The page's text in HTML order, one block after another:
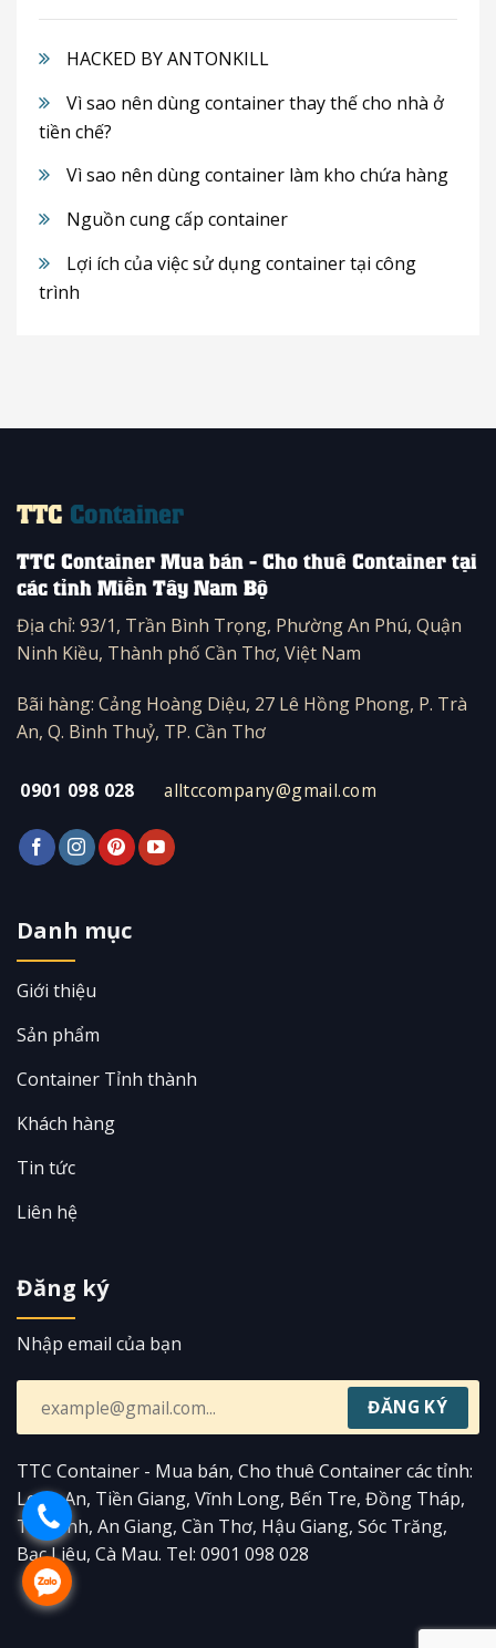
HACKED BY ANTONKILL
Vì sao nên dùng container thay thế cho nhà ở
tiền chế?
Vì sao nên dùng container làm kho chứa hàng
Nguồn cung cấp container
Lợi ích của việc sử dụng container tại công
trình
TTC Container
TTC Container Mua bán - Cho thuê Container tại
các tỉnh Miền Tây Nam Bộ
Địa chỉ: 93/1, Trần Bình Trọng, Phường An Phú, Quận
Ninh Kiều, Thành phố Cần Thơ, Việt Nam
Bãi hàng: Cảng Hoàng Diệu, 27 Lê Hồng Phong, P. Trà
An, Q. Bình Thuỷ, TP. Cần Thơ
0901 098 028 alltccompany@gmail.com
Danh mục
Giới thiệu
Sản phẩm
Container Tỉnh thành
Khách hàng
Tin tức
Liên hệ
Đăng ký
Nhập email của bạn
TTC Container - Mua bán, Cho thuê Container các tỉnh:
Long An, Tiền Giang, Vĩnh Long, Bến Tre, Đồng Tháp,
Trà Vinh, An Giang, Cần Thơ, Hậu Giang, Sóc Trăng,
Bạc Liêu, Cà Mau. Tel: 0901 098 028